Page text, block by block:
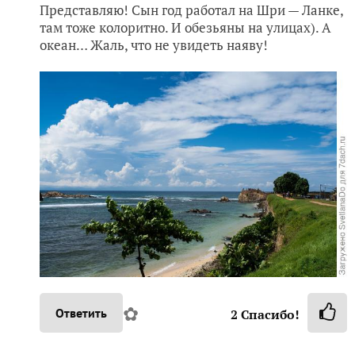
Представляю! Сын год работал на Шри — Ланке,
там тоже колоритно. И обезьяны на улицах). А
океан… Жаль, что не увидеть наяву!
Ответить ✿ 2 Спасибо!